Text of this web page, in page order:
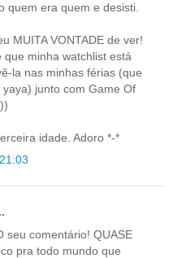
quem era quem e desisti.
MUITA VONTADE de ver!
minha watchlist está
la nas minhas férias (que
junto com Game Of
idade. Adoro *-*
seu comentário! QUASE
pra todo mundo que